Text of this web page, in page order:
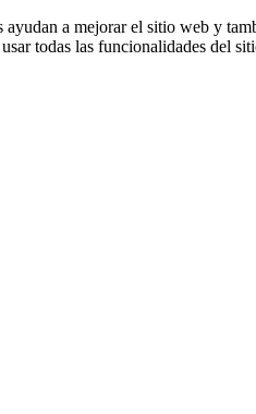
a mejorar el sitio web y
todas las funcionalidades del